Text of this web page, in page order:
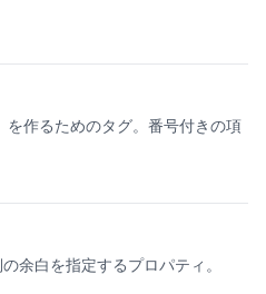
作るためのタグ。番号付きの項
余白を指定するプロパティ。